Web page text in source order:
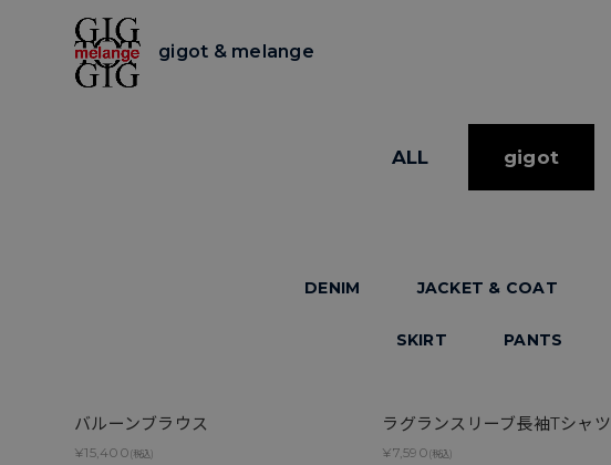
gigot & melange
ALL gigot
DENIM JACKET & COAT
SKIRT PANTS
バルーンブラウス
¥15,400 (税込)
ラグランスリーブ長袖Tシャツ
¥7,590 (税込)